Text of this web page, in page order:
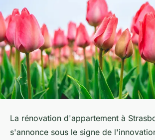
La rénovation d'appartement à
s'annonce sous le signe de